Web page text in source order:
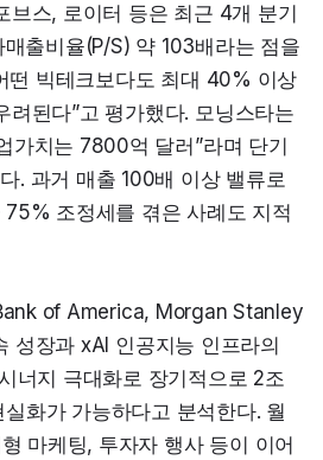
브스, 로이터 등은 최근 4개 분기
출비율(P/S) 약 103배라는 점을
떤 빅테크보다도 최대 40% 이상
려된다”고 평가했다. 모닝스타는
가치는 7800억 달러”라며 단기
. 과거 매출 100배 이상 밸류로
조정세를 겪은 사례도 지적
of America, Morgan Stanley
성장과 xAI 인공지능 인프라의
너지 극대화로 장기적으로 2조
화가 가능하다고 분석한다. 월
마케팅, 투자자 행사 등이 이어